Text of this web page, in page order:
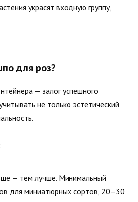
украсят входную группу,
для роз?
— залог успешного
не только эстетический
— тем лучше. Минимальный
для миниатюрных сортов, 20–30